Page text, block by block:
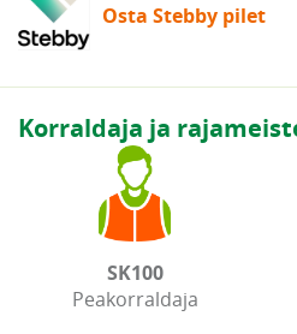
Osta Stebby pilet
Korraldaja ja
SK100
Peakorraldaja